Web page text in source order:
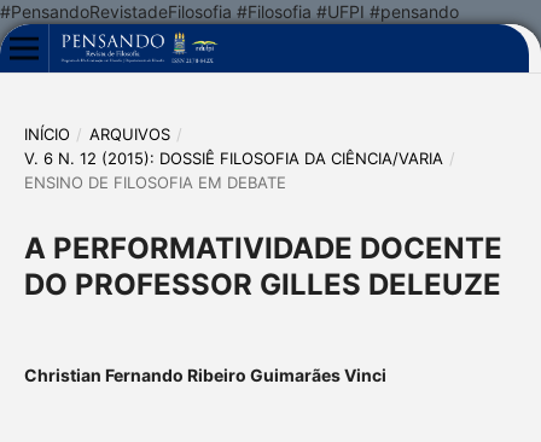
#PensandoRevistadeFilosofia #Filosofia #UFPI #pensando
INÍCIO / ARQUIVOS /
V. 6 N. 12 (2015): DOSSIÊ FILOSOFIA DA CIÊNCIA/VARIA /
ENSINO DE FILOSOFIA EM DEBATE
A PERFORMATIVIDADE DOCENTE
DO PROFESSOR GILLES DELEUZE
Christian Fernando Ribeiro Guimarães Vinci